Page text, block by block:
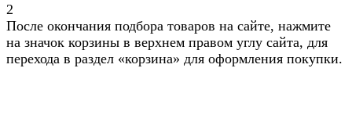
2
После окончания подбора товаров на сайте, нажмите
на значок корзины в верхнем правом углу сайта, для
перехода в раздел «корзина» для оформления покупки.